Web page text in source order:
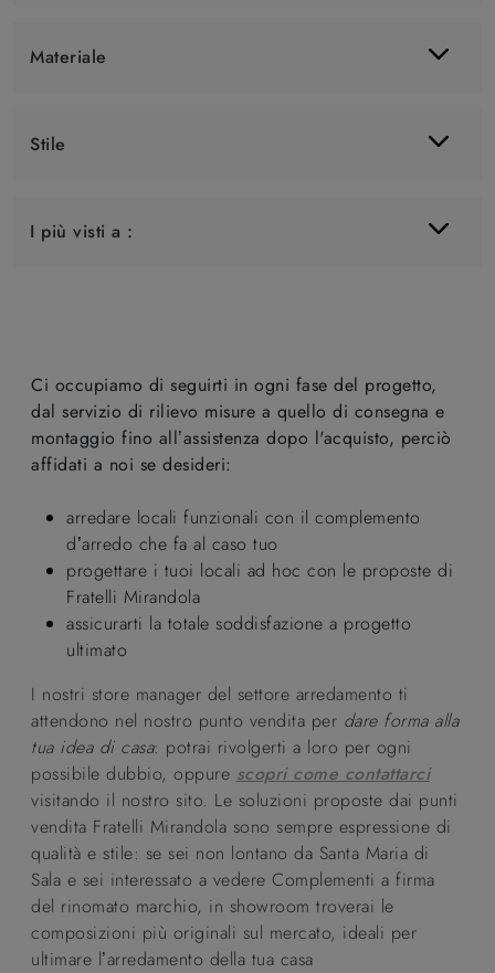
Materiale
Stile
I più visti a :
Ci occupiamo di seguirti in ogni fase del progetto,
dal servizio di rilievo misure a quello di consegna e
montaggio fino all’assistenza dopo l'acquisto, perciò
affidati a noi se desideri:
arredare locali funzionali con il complemento
d’arredo che fa al caso tuo
progettare i tuoi locali ad hoc con le proposte di
Fratelli Mirandola
assicurarti la totale soddisfazione a progetto
ultimato
I nostri store manager del settore arredamento ti
attendono nel nostro punto vendita per dare forma alla
tua idea di casa: potrai rivolgerti a loro per ogni
possibile dubbio, oppure scopri come contattarci
visitando il nostro sito. Le soluzioni proposte dai punti
vendita Fratelli Mirandola sono sempre espressione di
qualità e stile: se sei non lontano da Santa Maria di
Sala e sei interessato a vedere Complementi a firma
del rinomato marchio, in showroom troverai le
composizioni più originali sul mercato, ideali per
ultimare l’arredamento della tua casa